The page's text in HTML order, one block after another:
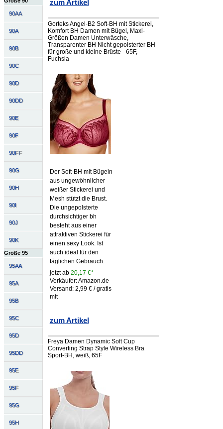
90AA
90A
90B
90C
90D
90DD
90E
90F
90FF
90G
90H
90I
90J
90K
Größe 95
95AA
95A
95B
95C
95D
95DD
95E
95F
95G
95H
zum Artikel
Gorteks Angel-B2 Soft-BH mit Stickerei,
Komfort BH Damen mit Bügel, Maxi-
Größen Damen Unterwäsche,
Transparenter BH Nicht gepolsterter BH
für große und kleine Brüste - 65F,
Fuchsia
Der Soft-BH mit Bügeln
aus ungewöhnlicher
weißer Stickerei und
Mesh stützt die Brust.
Die ungepolsterte
durchsichtiger bh
besteht aus einer
attraktiven Stickerei für
einen sexy Look. Ist
auch ideal für den
täglichen Gebrauch.
jetzt ab 20,17 €*
Verkäufer: Amazon.de
Versand: 2,99 € / gratis
mit
zum Artikel
Freya Damen Dynamic Soft Cup
Converting Strap Style Wireless Bra
Sport-BH, weiß, 65F